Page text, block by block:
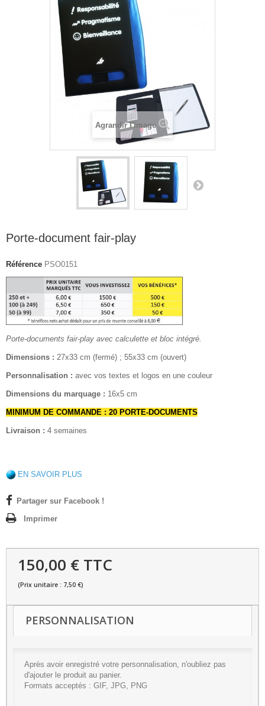
Agrandir l'image
Porte-document fair-play
Référence PSO0151
Porte-documents fair-play avec calculette et bloc intégré.
Dimensions : 27x33 cm (fermé) ; 55x33 cm (ouvert)
Personnalisation : avec vos textes et logos en une couleur
Dimensions du marquage : 16x5 cm
MINIMUM DE COMMANDE : 20 PORTE-DOCUMENTS
Livraison : 4 semaines
EN SAVOIR PLUS
Partager sur Facebook !
Imprimer
150,00 € TTC
(Prix unitaire : 7,50 €)
PERSONNALISATION
Après avoir enregistré votre personnalisation, n'oubliez pas
d'ajouter le produit au panier.
Formats acceptés : GIF, JPG, PNG